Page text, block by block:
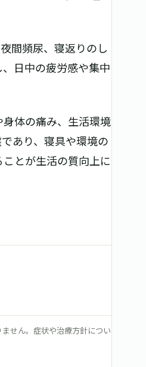
間頻尿、寝返りのし
日中の疲労感や集中
体の痛み、生活環境
あり、寝具や環境の
とが生活の質向上に
せん。症状や治療方針につい